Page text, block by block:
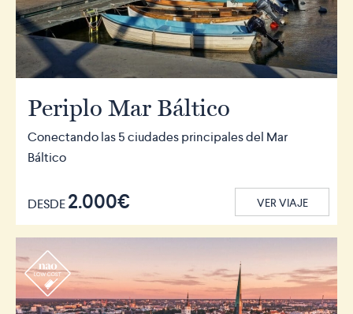
Periplo Mar Báltico
Conectando las 5 ciudades principales del Mar
Báltico
DESDE2.000€ VER VIAJE
r